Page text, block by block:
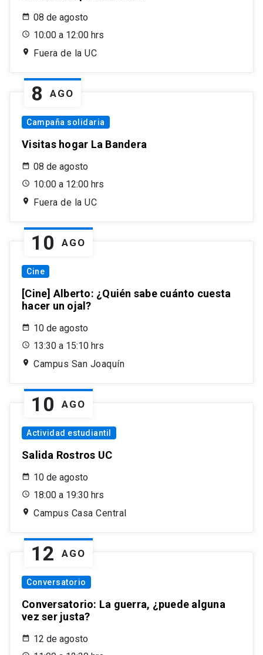
08 de agosto
10:00 a 12:00 hrs
Fuera de la UC
Campaña solidaria
Visitas hogar La Bandera
8 AGO
08 de agosto
10:00 a 12:00 hrs
Fuera de la UC
Cine
[Cine] Alberto: ¿Quién sabe cuánto cuesta
hacer un ojal?
10 AGO
10 de agosto
13:30 a 15:10 hrs
Campus San Joaquín
Actividad estudiantil
Salida Rostros UC
10 AGO
10 de agosto
18:00 a 19:30 hrs
Campus Casa Central
Conversatorio
Conversatorio: La guerra, ¿puede alguna
vez ser justa?
12 AGO
12 de agosto